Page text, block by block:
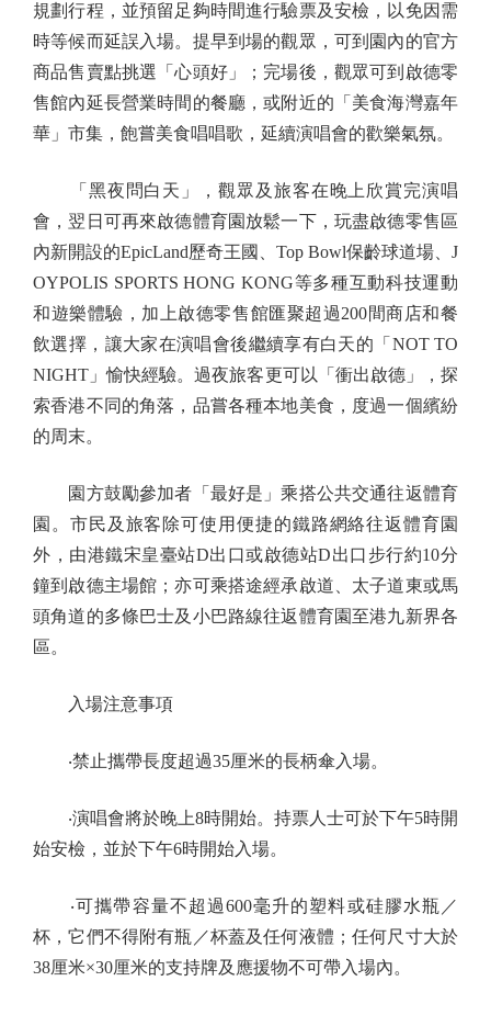
規劃行程，並預留足夠時間進行驗票及安檢，以免因需
時等候而延誤入場。提早到場的觀眾，可到園內的官方
商品售賣點挑選「心頭好」；完場後，觀眾可到啟德零
售館內延長營業時間的餐廳，或附近的「美食海灣嘉年
華」市集，飽嘗美食唱唱歌，延續演唱會的歡樂氣氛。
「黑夜問白天」，觀眾及旅客在晚上欣賞完演唱
會，翌日可再來啟德體育園放鬆一下，玩盡啟德零售區
內新開設的EpicLand歷奇王國、Top Bowl保齡球道場、J
OYPOLIS SPORTS HONG KONG等多種互動科技運動
和遊樂體驗，加上啟德零售館匯聚超過200間商店和餐
飲選擇，讓大家在演唱會後繼續享有白天的「NOT TO
NIGHT」愉快經驗。過夜旅客更可以「衝出啟德」，探
索香港不同的角落，品嘗各種本地美食，度過一個繽紛
的周末。
園方鼓勵參加者「最好是」乘搭公共交通往返體育
園。市民及旅客除可使用便捷的鐵路網絡往返體育園
外，由港鐵宋皇臺站D出口或啟德站D出口步行約10分
鐘到啟德主場館；亦可乘搭途經承啟道、太子道東或馬
頭角道的多條巴士及小巴路線往返體育園至港九新界各
區。
入場注意事項
‧禁止攜帶長度超過35厘米的長柄傘入場。
‧演唱會將於晚上8時開始。持票人士可於下午5時開
始安檢，並於下午6時開始入場。
‧可攜帶容量不超過600毫升的塑料或硅膠水瓶／
杯，它們不得附有瓶／杯蓋及任何液體；任何尺寸大於
38厘米×30厘米的支持牌及應援物不可帶入場內。